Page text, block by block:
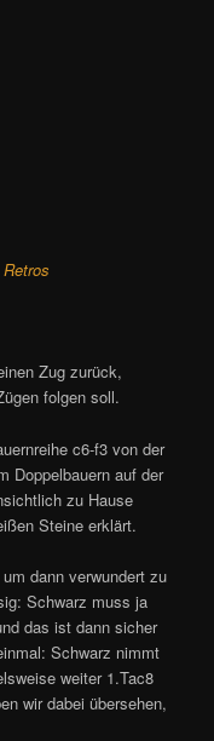
Zug zurück,
folgen soll.
c6-f3 von der
Doppelbauern auf der
zu Hause
Steine erklärt.
dann verwundert zu
Schwarz muss ja
das ist dann sicher
Schwarz nimmt
weiter 1.Tac8
wir dabei übersehen,